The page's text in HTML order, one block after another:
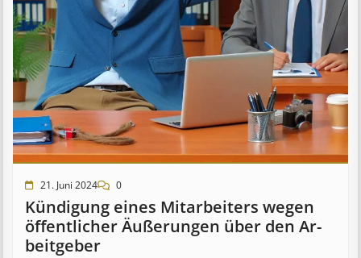
21. Juni 2024 0
Kündigung eines Mit­ar­beit­ers wegen
öffent­lich­er Äuß­er­ung­en über den Ar­
beit­geber